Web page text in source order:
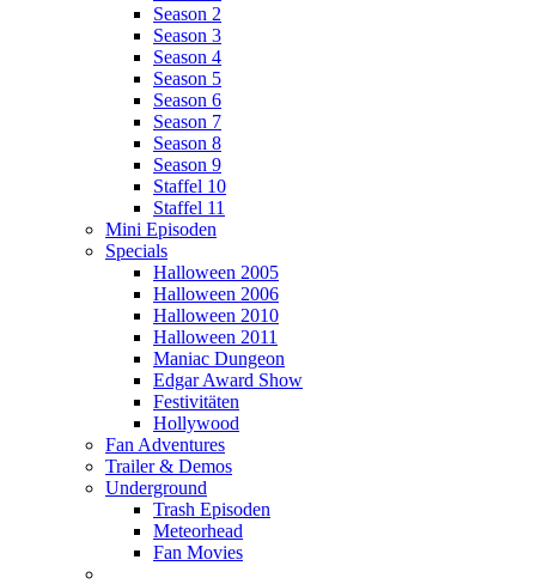
Season 2
Season 3
Season 4
Season 5
Season 6
Season 7
Season 8
Season 9
Staffel 10
Staffel 11
Mini Episoden
Specials
Halloween 2005
Halloween 2006
Halloween 2010
Halloween 2011
Maniac Dungeon
Edgar Award Show
Festivitäten
Hollywood
Fan Adventures
Trailer & Demos
Underground
Trash Episoden
Meteorhead
Fan Movies